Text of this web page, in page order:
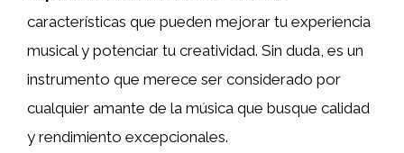
características que pueden mejorar tu experiencia
musical y potenciar tu creatividad. Sin duda, es un
instrumento que merece ser considerado por
cualquier amante de la música que busque calidad
y rendimiento excepcionales.